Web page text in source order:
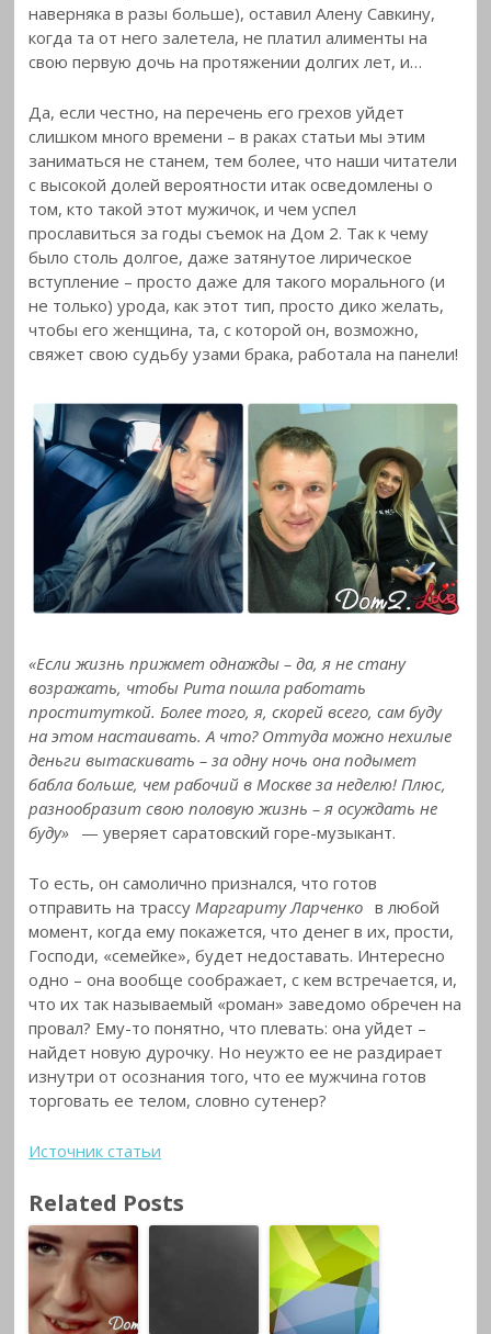
наверняка в разы больше), оставил Алену Савкину,
когда та от него залетела, не платил алименты на
свою первую дочь на протяжении долгих лет, и…
Да, если честно, на перечень его грехов уйдет
слишком много времени – в раках статьи мы этим
заниматься не станем, тем более, что наши читатели
с высокой долей вероятности итак осведомлены о
том, кто такой этот мужичок, и чем успел
прославиться за годы съемок на Дом 2. Так к чему
было столь долгое, даже затянутое лирическое
вступление – просто даже для такого морального (и
не только) урода, как этот тип, просто дико желать,
чтобы его женщина, та, с которой он, возможно,
свяжет свою судьбу узами брака, работала на панели!
«Если жизнь прижмет однажды – да, я не стану
возражать, чтобы Рита пошла работать
проституткой. Более того, я, скорей всего, сам буду
на этом настаивать. А что? Оттуда можно нехилые
деньги вытаскивать – за одну ночь она подымет
бабла больше, чем рабочий в Москве за неделю! Плюс,
разнообразит свою половую жизнь – я осуждать не
буду» — уверяет саратовский горе-музыкант.
То есть, он самолично признался, что готов
отправить на трассу Маргариту Ларченко в любой
момент, когда ему покажется, что денег в их, прости,
Господи, «семейке», будет недоставать. Интересно
одно – она вообще соображает, с кем встречается, и,
что их так называемый «роман» заведомо обречен на
провал? Ему-то понятно, что плевать: она уйдет –
найдет новую дурочку. Но неужто ее не раздирает
изнутри от осознания того, что ее мужчина готов
торговать ее телом, словно сутенер?
Источник статьи
Related Posts